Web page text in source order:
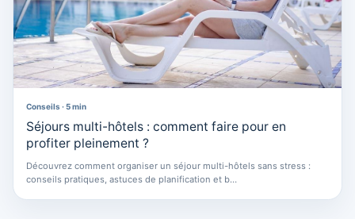
Conseils · 5 min
Séjours multi-hôtels : comment faire pour en
profiter pleinement ?
Découvrez comment organiser un séjour multi-hôtels sans stress :
conseils pratiques, astuces de planification et b…